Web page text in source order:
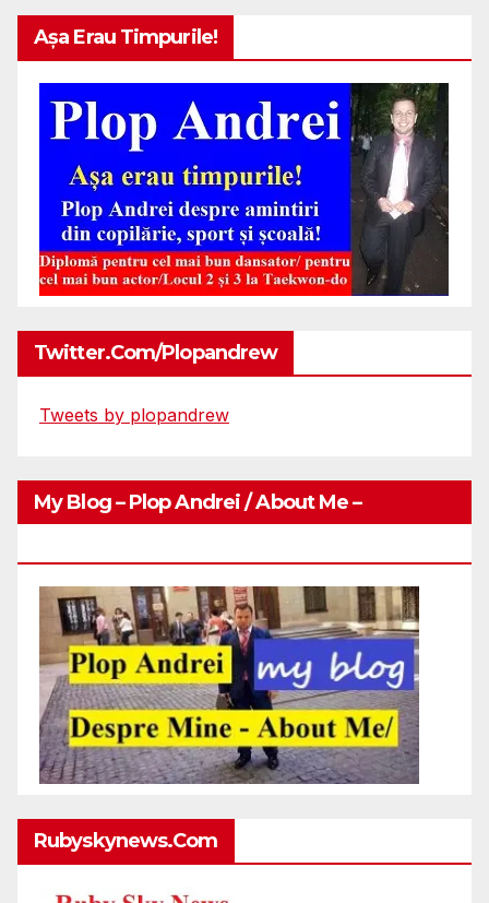
Așa Erau Timpurile!
Twitter.com/plopandrew
Tweets by plopandrew
My Blog – Plop Andrei / About Me –
Rubyskynews.com